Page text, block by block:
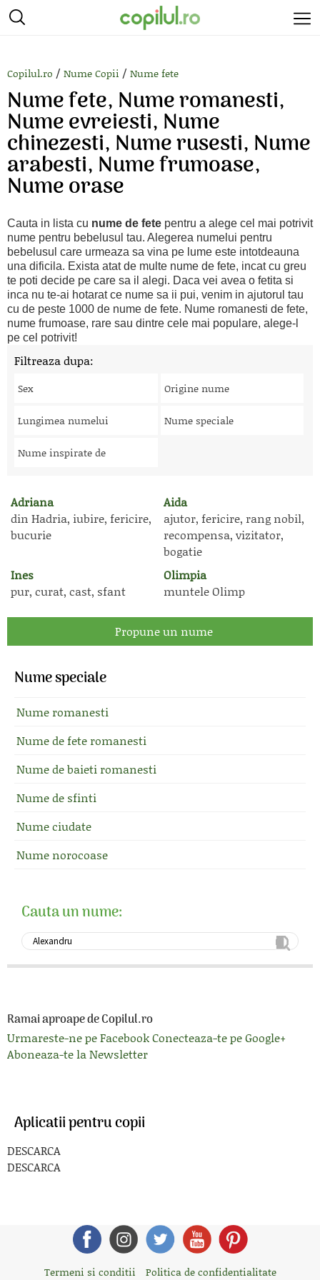
Copilul.ro / Nume Copii / Nume fete
Nume fete, Nume romanesti,
Nume evreiesti, Nume
chinezesti, Nume rusesti, Nume
arabesti, Nume frumoase,
Nume orase
Cauta in lista cu nume de fete pentru a alege cel mai potrivit
nume pentru bebelusul tau. Alegerea numelui pentru
bebelusul care urmeaza sa vina pe lume este intotdeauna
una dificila. Exista atat de multe nume de fete, incat cu greu
te poti decide pe care sa il alegi. Daca vei avea o fetita si
inca nu te-ai hotarat ce nume sa ii pui, venim in ajutorul tau
cu de peste 1000 de nume de fete. Nume romanesti de fete,
nume frumoase, rare sau dintre cele mai populare, alege-l
pe cel potrivit!
Filtreaza dupa:
Sex Origine nume
Lungimea numelui Nume speciale
Nume inspirate de
Adriana
din Hadria, iubire, fericire,
bucurie
Aida
ajutor, fericire, rang nobil,
recompensa, vizitator,
bogatie
Ines
pur, curat, cast, sfant
Olimpia
muntele Olimp
Propune un nume
Nume speciale
Nume romanesti
Nume de fete romanesti
Nume de baieti romanesti
Nume de sfinti
Nume ciudate
Nume norocoase
Cauta un nume:
Ramai aproape de Copilul.ro
Urmareste-ne pe FacebookConecteaza-te pe Google+
Aboneaza-te la Newsletter
Aplicatii pentru copii
DESCARCA
DESCARCA
Termeni si conditii Politica de confidentialitate